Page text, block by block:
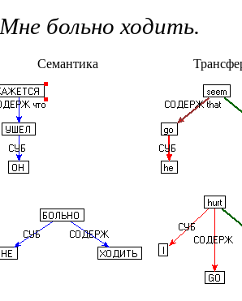
Мне больно ходить.
Семантика